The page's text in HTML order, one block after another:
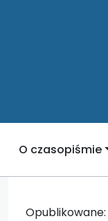
O czasopiśmie
Opublikowane: